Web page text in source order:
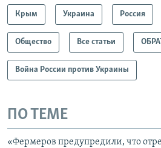
Крым Украина Россия
Общество Все статьи
Война России против Украины
ПО ТЕМЕ
«Фермеров предупредили, что